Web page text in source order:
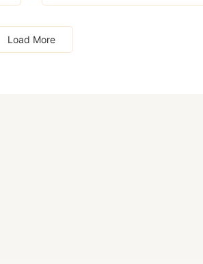
Load More